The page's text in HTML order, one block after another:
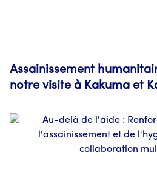
Assainissement
notre visite à Kakuma et